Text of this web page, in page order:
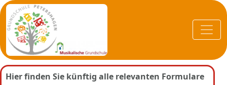
Hier finden Sie künftig alle relevanten Formulare